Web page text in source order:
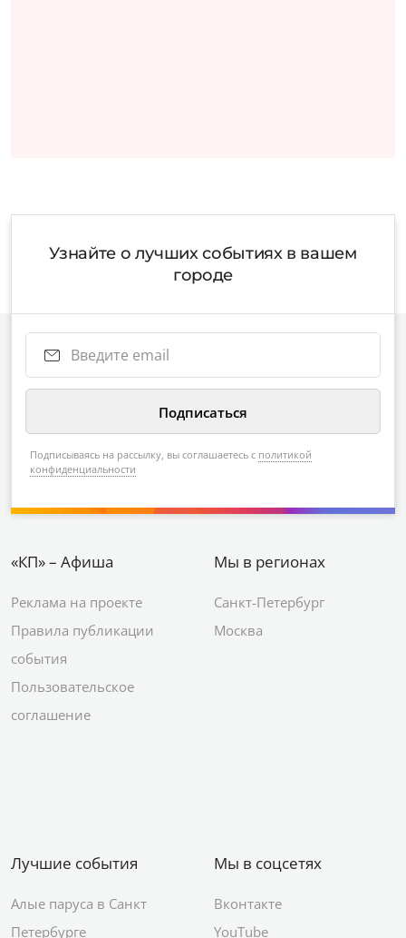
Узнайте о лучших событиях в вашем
городе
Подписываясь на рассылку, вы соглашаетесь с политикой
конфиденциальности
«КП» – Афиша
Реклама на проекте
Правила публикации
события
Пользовательское
соглашение
Мы в регионах
Санкт-Петербург
Москва
Лучшие события
Алые паруса в Санкт
Петербурге
Мы в соцсетях
Вконтакте
YouTube